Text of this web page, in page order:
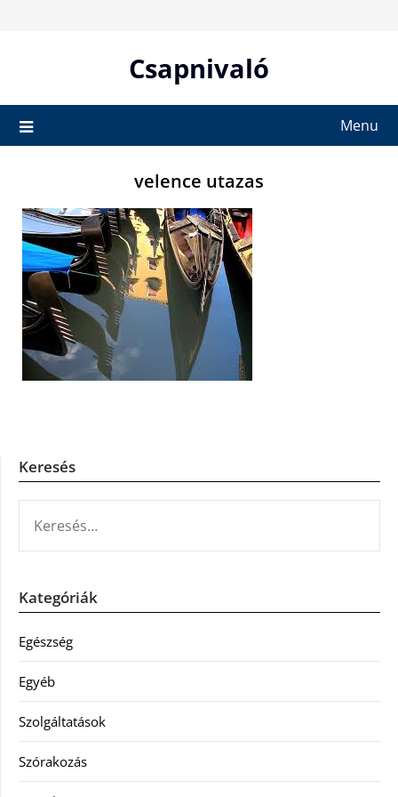
Csapnivaló
Menu
velence utazas
Keresés
Kategóriák
Egészség
Egyéb
Szolgáltatások
Szórakozás